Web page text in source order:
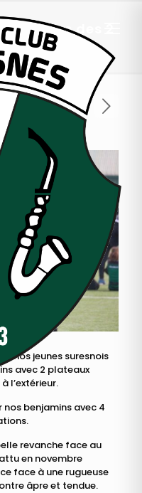
et photos des 2
nos jeunes suresnois
avec 2 plateaux
l’extérieur.
nos benjamins avec 4
revanche face au
en novembre
face à une rugueuse
âpre et tendue.